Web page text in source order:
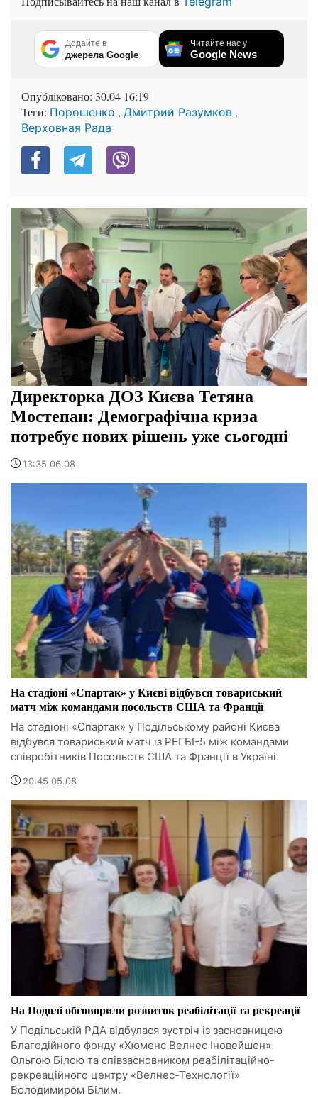
Додайте в
джерела Google
Читайте нас у
Google News
Опубліковано: 30.04 16:19
Теги: Порошенко , Дмитрий Разумков ,
Верховная Рада
Директорка ДОЗ Києва Тетяна
Мостепан: Демографічна криза
потребує нових рішень уже сьогодні
13:35 06.08
На стадіоні «Спартак» у Києві відбувся товариський
матч між командами посольств США та Франції
На стадіоні «Спартак» у Подільському районі Києва
відбувся товариський матч із РЕГБІ-5 між командами
співробітників Посольств США та Франції в Україні.
20:45 05.08
На Подолі обговорили розвиток реабілітації та рекреації
У Подільській РДА відбулася зустріч із засновницею
Благодійного фонду «Хюменс Велнес Іновейшен»
Ольгою Білою та співзасновником реабілітаційно-
рекреаційного центру «Велнес-Технології»
Володимиром Білим.